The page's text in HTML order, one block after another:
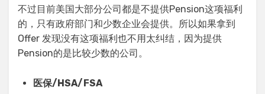
不过目前美国大部分公司都是不提供Pension这项福利
的，只有政府部门和少数企业会提供。所以如果拿到
Offer 发现没有这项福利也不用太纠结，因为提供
Pension的是比较少数的公司。
医保/HSA/FSA